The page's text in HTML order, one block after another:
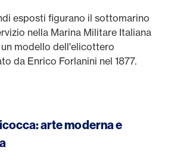
esposti figurano il sottomarino
nella Marina Militare Italiana
un modello dell'elicottero
da Enrico Forlanini nel 1877.
arte moderna e